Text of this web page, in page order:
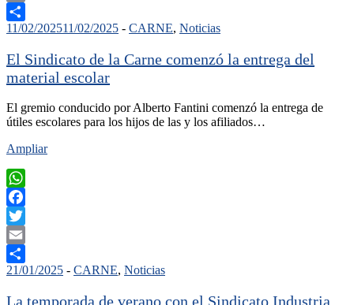
Email
Compartir
11/02/202511/02/2025 - CARNE, Noticias
El Sindicato de la Carne comenzó la entrega del
material escolar
El gremio conducido por Alberto Fantini comenzó la entrega de
útiles escolares para los hijos de las y los afiliados…
Ampliar
WhatsApp
Facebook
Twitter
Email
Compartir
21/01/2025 - CARNE, Noticias
La temporada de verano con el Sindicato Industria